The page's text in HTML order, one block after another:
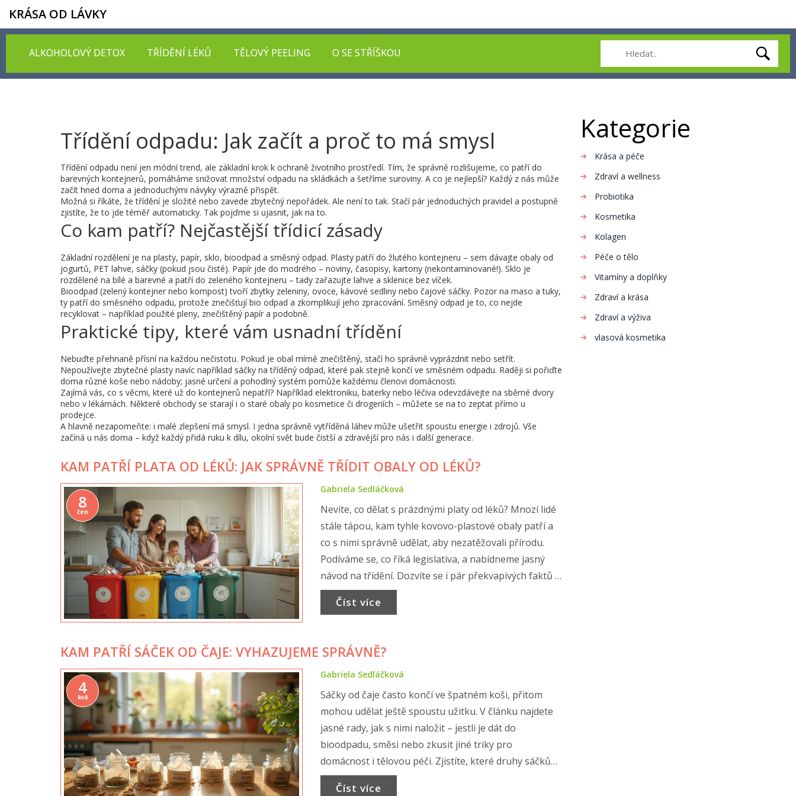
KRÁSA OD LÁVKY
ALKOHOLOVÝ DETOX TŘÍDĚNÍ LÉKŮ TĚLOVÝ PEELING O SE STŘÍŠKOU
Třídění odpadu: Jak začít a proč to má smysl
Třídění odpadu není jen módní trend, ale základní krok k ochraně životního prostředí. Tím, že správně rozlišujeme, co patří do
barevných kontejnerů, pomáháme snižovat množství odpadu na skládkách a šetříme suroviny. A co je nejlepší? Každý z nás může
začít hned doma a jednoduchými návyky výrazně přispět.
Možná si říkáte, že třídění je složité nebo zavede zbytečný nepořádek. Ale není to tak. Stačí pár jednoduchých pravidel a postupně
zjistíte, že to jde téměř automaticky. Tak pojďme si ujasnit, jak na to.
Co kam patří? Nejčastější třídicí zásady
Základní rozdělení je na plasty, papír, sklo, bioodpad a směsný odpad. Plasty patří do žlutého kontejneru – sem dávajte obaly od
jogurtů, PET lahve, sáčky (pokud jsou čisté). Papír jde do modrého – noviny, časopisy, kartony (nekontaminované!). Sklo je
rozdělené na bílé a barevné a patří do zeleného kontejneru – tady zařazujte lahve a sklenice bez víček.
Bioodpad (zelený kontejner nebo kompost) tvoří zbytky zeleniny, ovoce, kávové sedliny nebo čajové sáčky. Pozor na maso a tuky,
ty patří do směsného odpadu, protože znečišťují bio odpad a zkomplikují jeho zpracování. Směsný odpad je to, co nejde
recyklovat – například použité pleny, znečištěný papír a podobně.
Praktické tipy, které vám usnadní třídění
Nebuďte přehnaně přísní na každou nečistotu. Pokud je obal mírně znečištěný, stačí ho správně vyprázdnit nebo setřít.
Nepoužívejte zbytečné plasty navíc například sáčky na tříděný odpad, které pak stejně končí ve směsném odpadu. Raději si pořiďte
doma různé koše nebo nádoby; jasné určení a pohodlný systém pomůže každému členovi domácnosti.
Zajímá vás, co s věcmi, které už do kontejnerů nepatří? Například elektroniku, baterky nebo léčiva odevzdávejte na sběrné dvory
nebo v lékárnách. Některé obchody se starají i o staré obaly po kosmetice či drogeriích – můžete se na to zeptat přímo u
prodejce.
A hlavně nezapomeňte: i malé zlepšení má smysl. I jedna správně vytříděná láhev může ušetřit spoustu energie i zdrojů. Vše
začíná u nás doma – když každý přidá ruku k dílu, okolní svět bude čistší a zdravější pro nás i další generace.
KAM PATŘÍ PLATA OD LÉKŮ: JAK SPRÁVNĚ TŘÍDIT OBALY OD LÉKŮ?
8
čen
Gabriela Sedláčková
Nevíte, co dělat s prázdnými platy od léků? Mnozí lidé
stále tápou, kam tyhle kovovo-plastové obaly patří a
co s nimi správně udělat, aby nezatěžovali přírodu.
Podíváme se, co říká legislativa, a nabídneme jasný
návod na třídění. Dozvíte se i pár překvapivých faktů o
recyklaci těchto obalů a zjistíte, proč je důležité je
správně vyhazovat. Nechybí rady, na co si dát pozor v
Číst více
KAM PATŘÍ SÁČEK OD ČAJE: VYHAZUJEME SPRÁVNĚ?
4
kvě
Gabriela Sedláčková
Sáčky od čaje často končí ve špatném koši, přitom
mohou udělat ještě spoustu užitku. V článku najdete
jasné rady, jak s nimi naložit – jestli je dát do
bioodpadu, směsi nebo zkusit jiné triky pro
domácnost i tělovou péči. Zjistíte, které druhy sáčků
jsou rozložitelné a na co si dát pozor, aby netrpěla
Číst více
Kategorie
Krása a péče
Zdraví a wellness
Probiotika
Kosmetika
Kolagen
Péče o tělo
Vitamíny a doplňky
Zdraví a krása
Zdraví a výživa
vlasová kosmetika